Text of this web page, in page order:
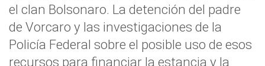
el clan Bolsonaro. La detención del padre
de Vorcaro y las investigaciones de la
Policía Federal sobre el posible uso de esos
recursos para financiar la estancia y la